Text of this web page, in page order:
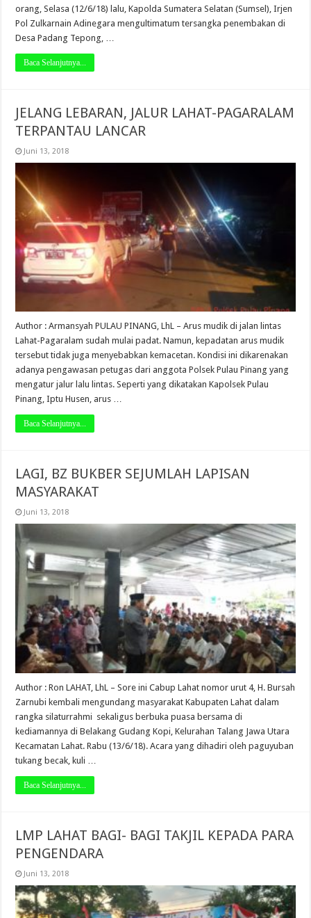
orang, Selasa (12/6/18) lalu, Kapolda Sumatera Selatan (Sumsel), Irjen
Pol Zulkarnain Adinegara mengultimatum tersangka penembakan di
Desa Padang Tepong, …
Baca Selanjutnya...
JELANG LEBARAN, JALUR LAHAT-PAGARALAM
TERPANTAU LANCAR
Juni 13, 2018
Author : Armansyah PULAU PINANG, LhL – Arus mudik di jalan lintas
Lahat-Pagaralam sudah mulai padat. Namun, kepadatan arus mudik
tersebut tidak juga menyebabkan kemacetan. Kondisi ini dikarenakan
adanya pengawasan petugas dari anggota Polsek Pulau Pinang yang
mengatur jalur lalu lintas. Seperti yang dikatakan Kapolsek Pulau
Pinang, Iptu Husen, arus …
Baca Selanjutnya...
LAGI, BZ BUKBER SEJUMLAH LAPISAN
MASYARAKAT
Juni 13, 2018
Author : Ron LAHAT, LhL – Sore ini Cabup Lahat nomor urut 4, H. Bursah
Zarnubi kembali mengundang masyarakat Kabupaten Lahat dalam
rangka silaturrahmi sekaligus berbuka puasa bersama di
kediamannya di Belakang Gudang Kopi, Kelurahan Talang Jawa Utara
Kecamatan Lahat. Rabu (13/6/18). Acara yang dihadiri oleh paguyuban
tukang becak, kuli …
Baca Selanjutnya...
LMP LAHAT BAGI- BAGI TAKJIL KEPADA PARA
PENGENDARA
Juni 13, 2018